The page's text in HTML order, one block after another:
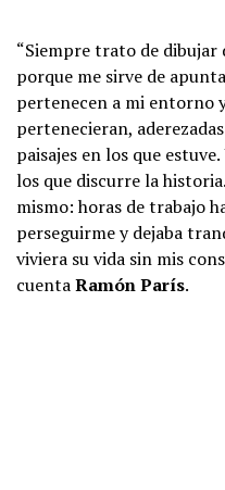
“Siempre trato de dibujar
porque me sirve de
pertenecen a mi entorno
pertenecieran,
paisajes en los que
los que discurre la
mismo: horas de trabajo
perseguirme y dejaba
viviera su vida sin mis
cuentaRamón París.